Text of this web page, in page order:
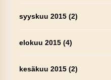
syyskuu 2015(2)
elokuu 2015(4)
kesäkuu 2015(2)